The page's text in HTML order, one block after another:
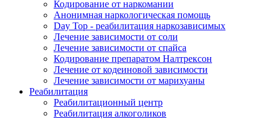
Кодирование от наркомании
Анонимная наркологическая помощь
Day Top - реабилитация наркозависимых
Лечение зависимости от соли
Лечение зависимости от спайса
Кодирование препаратом Налтрексон
Лечение от кодеиновой зависимости
Лечение зависимости от марихуаны
Реабилитация
Реабилитационный центр
Реабилитация алкоголиков